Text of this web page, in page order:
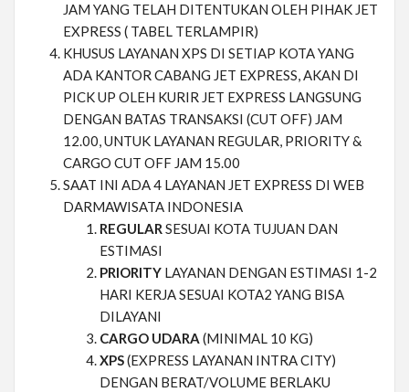
JAM YANG TELAH DITENTUKAN OLEH PIHAK JET
EXPRESS ( TABEL TERLAMPIR)
KHUSUS LAYANAN XPS DI SETIAP KOTA YANG
ADA KANTOR CABANG JET EXPRESS, AKAN DI
PICK UP OLEH KURIR JET EXPRESS LANGSUNG
DENGAN BATAS TRANSAKSI (CUT OFF) JAM
12.00, UNTUK LAYANAN REGULAR, PRIORITY &
CARGO CUT OFF JAM 15.00
SAAT INI ADA 4 LAYANAN JET EXPRESS DI WEB
DARMAWISATA INDONESIA
REGULARSESUAI KOTA TUJUAN DAN
ESTIMASI
PRIORITY LAYANAN DENGAN ESTIMASI 1-2
HARI KERJA SESUAI KOTA2 YANG BISA
DILAYANI
CARGO UDARA (MINIMAL 10 KG)
XPS(EXPRESS LAYANAN INTRA CITY)
DENGAN BERAT/VOLUME BERLAKU